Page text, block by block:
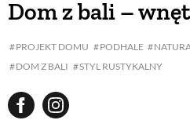
Dom z bali –
PROJEKT DOMU PODHALE
DOM Z BALI
STYL RUSTYKALNY